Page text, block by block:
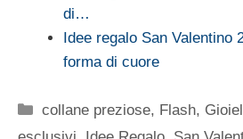
di…
Idee regalo San Valentino
forma di cuore
Categorie
collane preziose, Flash,